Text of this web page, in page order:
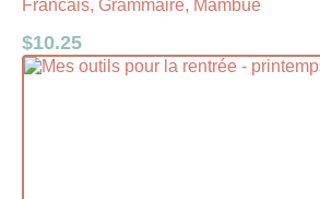
Francais, Grammaire, Mambue
$10.25